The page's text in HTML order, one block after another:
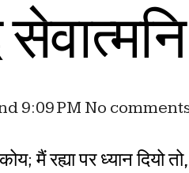
9:09 PM No
मैं रह्या पर ध्यान